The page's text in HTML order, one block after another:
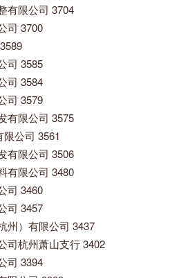
有限公司 3704
司 3700
司 3585
司 3584
司 3579
有限公司 3575
公司 3561
有限公司 3506
有限公司 3480
司 3460
司 3457
州）有限公司 3437
司杭州萧山支行 3402
司 3394